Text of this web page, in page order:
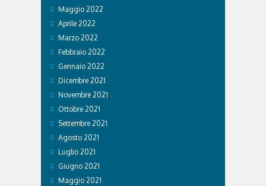
Maggio 2022
Aprile 2022
Marzo 2022
Febbraio 2022
Gennaio 2022
Dicembre 2021
Novembre 2021
Ottobre 2021
Settembre 2021
Agosto 2021
Luglio 2021
Giugno 2021
Maggio 2021